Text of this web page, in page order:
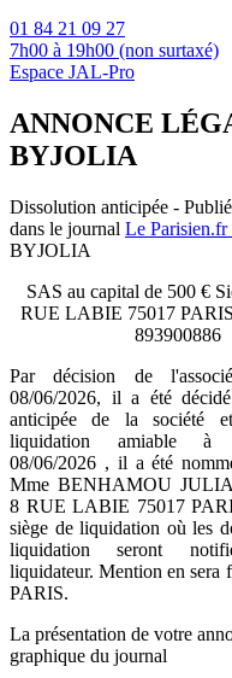
01 84 21 09 27
7h00 à 19h00 (non surtaxé)
Espace JAL-Pro
ANNONCE
BYJOLIA
Dissolution anticipée -
dans le journal Le
BYJOLIA
SAS au capital de 500 €
RUE LABIE 75017
893900886
Par décision de
08/06/2026, il a été
anticipée de la société
liquidation amiable à
08/06/2026 , il a été
Mme BENHAMOU JULIA
8 RUE LABIE 75017
siège de liquidation où les
liquidation seront
liquidateur. Mention en sera
PARIS.
La présentation de votre
graphique du journal